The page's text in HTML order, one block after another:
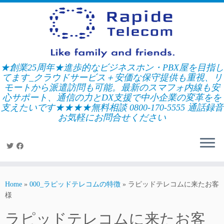
Skip
★創業25周年★進歩的なビジネスホン・PBX屋を目指し
てます_クラウドサービス＋安価な保守提供も重視、リ
モートから派遣訪問も可能。最新のスマフォ内線も安
心サポート、通信の力とDX支援で中小企業の変革をを
支えたいです★★★★無料相談 0800-170-5555 通話録音
お気軽にお問合せください
Home » 000_ラピッドテレコムの特徴 » ラピッドテレコムに来たお客
様
ラピッドテレコムに来たお客